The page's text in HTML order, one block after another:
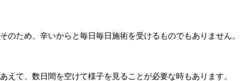
そのため、辛いからと毎日毎日施術を受けるものでもありません。
あえて、数日間を空けて様子を見ることが必要な時もあります。